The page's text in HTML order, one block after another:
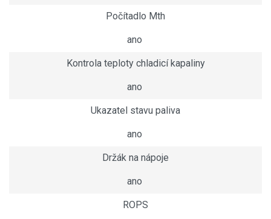
Počítadlo Mth
ano
Kontrola teploty chladicí kapaliny
ano
Ukazatel stavu paliva
ano
Držák na nápoje
ano
ROPS